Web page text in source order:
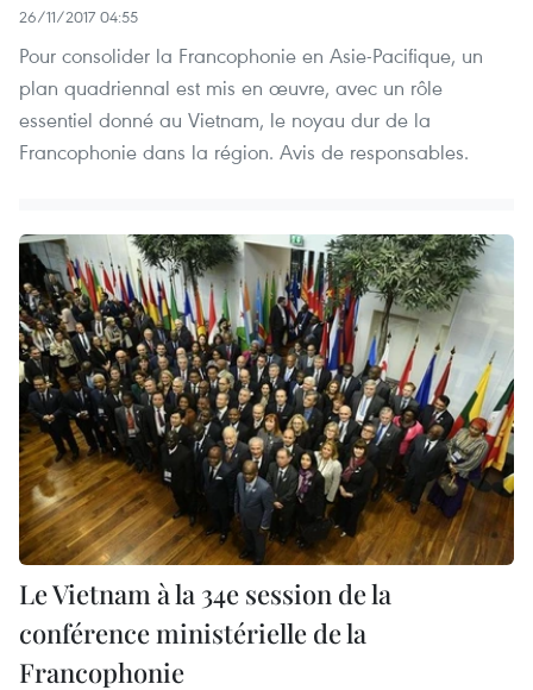
26/11/2017 04:55
Pour consolider la Francophonie en Asie-Pacifique, un
plan quadriennal est mis en œuvre, avec un rôle
essentiel donné au Vietnam, le noyau dur de la
Francophonie dans la région. Avis de responsables.
Le Vietnam à la 34e session de la
conférence ministérielle de la
Francophonie